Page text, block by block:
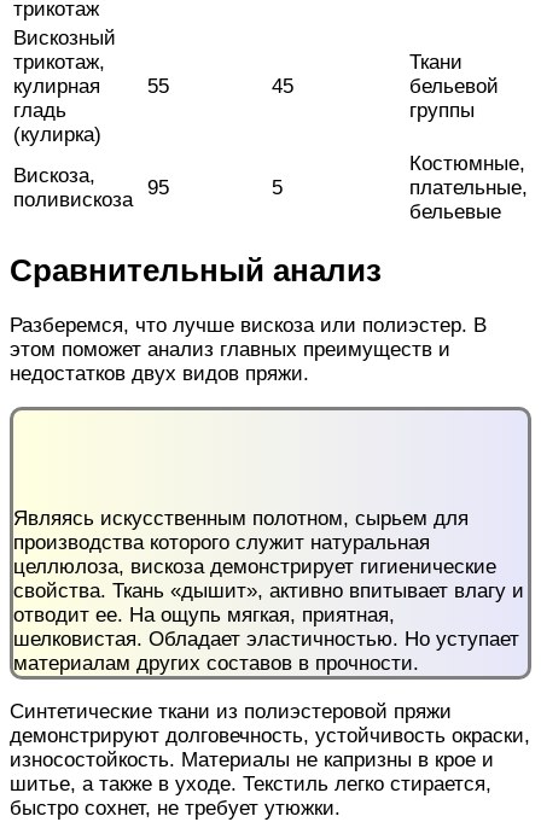
трикотаж
Вискозный
трикотаж,
кулирная
гладь
(кулирка)
55 45
Ткани
бельевой
группы
Вискоза,
поливискоза
95 5
Костюмные,
плательные,
бельевые
Сравнительный анализ
Разберемся, что лучше вискозаили полиэстер. В
этом поможет анализ главных преимуществ и
недостатков двух видов пряжи.
Являясь искусственным полотном, сырьем для
производства которого служит натуральная
целлюлоза, вискоза демонстрирует гигиенические
свойства. Ткань «дышит», активно впитывает влагу и
отводит ее. На ощупь мягкая, приятная,
шелковистая. Обладает эластичностью. Но уступает
материалам других составов в прочности.
Синтетические ткани из полиэстеровой пряжи
демонстрируют долговечность, устойчивость окраски,
износостойкость. Материалы не капризны в крое и
шитье, а также в уходе. Текстиль легко стирается,
быстро сохнет, не требует утюжки.